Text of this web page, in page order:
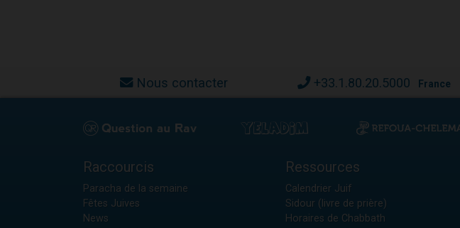
Nous contacter +33.1.80.20.5000 France
Raccourcis
Paracha de la semaine
Fêtes Juives
News
Ressources
Calendrier Juif
Sidour (livre de prière)
Horaires de Chabbath